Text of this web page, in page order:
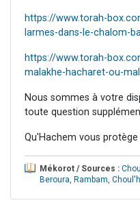
https://www.torah-
larmes-dans-le-chalom-
https://www.torah-
malakhe-hacharet-ou-
Nous sommes à votre
toute question
Qu'Hachem vous
Mékorot / Sources :
Beroura, Rambam,